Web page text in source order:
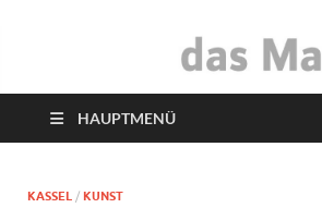
das Marburger.
HAUPTMENÜ
KASSEL / KUNST